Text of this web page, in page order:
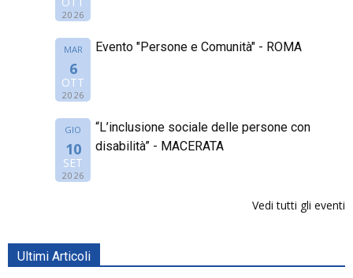
2026
MAR
6
OTT
2026
Evento "Persone e Comunità" - ROMA
GIO
10
SET
2026
“L’inclusione sociale delle persone con
disabilità” - MACERATA
Vedi tutti gli eventi
Ultimi Articoli